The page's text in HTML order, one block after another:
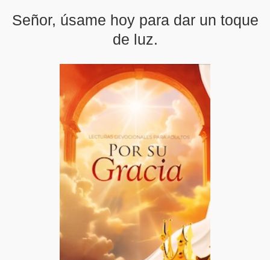
Señor, úsame hoy para dar un toque
de luz.